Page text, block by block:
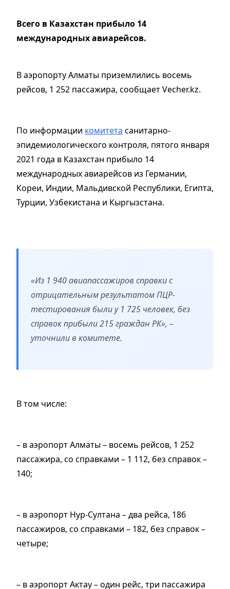
Всего в Казахстан прибыло 14
международных авиарейсов.
В аэропорту Алматы приземлились восемь
рейсов, 1 252 пассажира, сообщает Vecher.kz.
По информации комитета санитарно-
эпидемиологического контроля, пятого января
2021 года в Казахстан прибыло 14
международных авиарейсов из Германии,
Кореи, Индии, Мальдивской Республики, Египта,
Турции, Узбекистана и Кыргызстана.
«Из 1 940 авиапассажиров справки с
отрицательным результатом ПЦР-
тестирования были у 1 725 человек, без
справок прибыли 215 граждан РК», –
уточнили в комитете.
В том числе:
– в аэропорт Алматы – восемь рейсов, 1 252
пассажира, со справками – 1 112, без справок –
140;
– в аэропорт Нур-Султана – два рейса, 186
пассажиров, со справками – 182, без справок –
четыре;
– в аэропорт Актау – один рейс, три пассажира